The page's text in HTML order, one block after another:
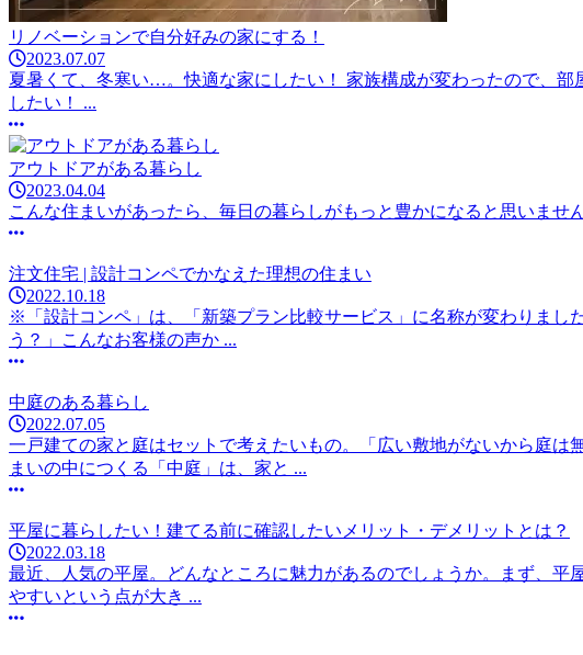
リノベーションで自分好みの家にする！
2023.07.07
夏暑くて、冬寒い…。快適な家にしたい！ 家族構成が変わったので、
したい！ ...
アウトドアがある暮らし
2023.04.04
こんな住まいがあったら、毎日の暮らしがもっと豊かになると思いま
注文住宅 | 設計コンペでかなえた理想の住まい
2022.10.18
※「設計コンペ」は、「新築プラン比較サービス」に名称が変わりまし
う？」こんなお客様の声か ...
中庭のある暮らし
2022.07.05
一戸建ての家と庭はセットで考えたいもの。「広い敷地がないから庭
まいの中につくる「中庭」は、家と ...
平屋に暮らしたい！建てる前に確認したいメリット・デメリットとは？
2022.03.18
最近、人気の平屋。どんなところに魅力があるのでしょうか。まず、
やすいという点が大き ...